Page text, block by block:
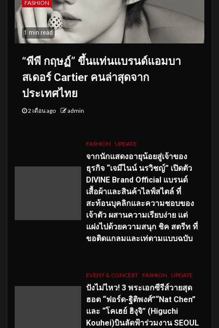
FASHION
1 min read
“พีพี กฤษฏ์” ขึ้นแท่นแบรนด์แอมบา
สเดอร์ Cartier คนล่าสุดจาก
ประเทศไทย
2 เดือน ago admin
FASHION UPDATE
จากนักแสดงอายุน้อยสู่เจ้าของ
ธุรกิจ “เจมีไนน์ นรวิชญ์” เปิดตัว
DIVINE Brand Official แบรนด์
เสื้อผ้าและสินค้าไลฟ์สไตล์ ที่
สะท้อนบุคลิกและความชอบของ
เจ้าตัว ผสานความเรียบง่าย แต่
แฝงไปด้วยความสนุก ชิค สตรีท ที่
ขอติดแกลมและเท่ตามแบบฉบับ
EVENT & CONCERT FASHION UPDATE
ปังไม่ไหว! 3 พระเอกซีรีส์วายสุด
ฮอต “ฟอร์ด-ฐิติพงศ์”“Nat Chen”
และ “โคเฮย์ ฮิงุจิ” (Higuchi
Kouhei)บินลัดฟ้าร่วมงาน SEOUL